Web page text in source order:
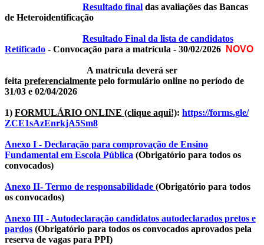
Resultado final das avaliações das Bancas
de Heteroidentificação
Resultado Final da lista de candidatos
Retificado - Convocação para a matrícula - 30/02/2026 NOVO
A matrícula deverá ser
feita preferencialmente pelo formulário online no período de
31/03 e 02/04/2026
1) FORMULÁRIO ONLINE (clique aqui!): https://forms.gle/
ZCE1sAzEnrkjA5Sm8
Anexo I - Declaração para comprovação de Ensino
Fundamental em Escola Pública (Obrigatório para todos os
convocados)
Anexo II- Termo de responsabilidade (Obrigatório para todos
os convocados)
Anexo III - Autodeclaração candidatos autodeclarados pretos e
pardos (Obrigatório para todos os convocados aprovados pela
reserva de vagas para PPI)